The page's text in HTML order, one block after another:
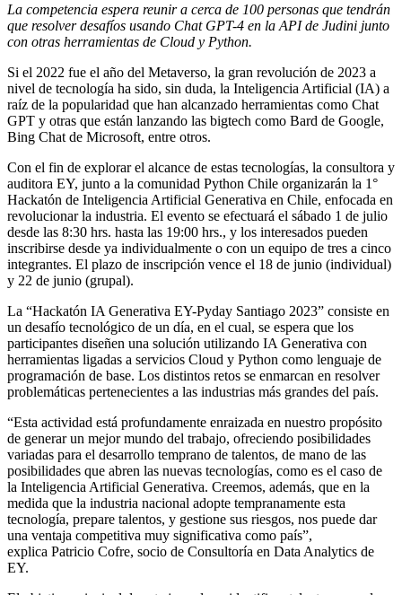
La competencia espera reunir a cerca de 100 personas que tendrán
que resolver desafíos usando Chat GPT-4 en la API de Judini junto
con otras herramientas de Cloud y Python.
Si el 2022 fue el año del Metaverso, la gran revolución de 2023 a
nivel de tecnología ha sido, sin duda, la Inteligencia Artificial (IA) a
raíz de la popularidad que han alcanzado herramientas como Chat
GPT y otras que están lanzando las bigtech como Bard de Google,
Bing Chat de Microsoft, entre otros.
Con el fin de explorar el alcance de estas tecnologías, la consultora y
auditora EY, junto a la comunidad Python Chile organizarán la 1°
Hackatón de Inteligencia Artificial Generativa en Chile, enfocada en
revolucionar la industria. El evento se efectuará el sábado 1 de julio
desde las 8:30 hrs. hasta las 19:00 hrs., y los interesados pueden
inscribirse desde ya individualmente o con un equipo de tres a cinco
integrantes. El plazo de inscripción vence el 18 de junio (individual)
y 22 de junio (grupal).
La “Hackatón IA Generativa EY-Pyday Santiago 2023” consiste en
un desafío tecnológico de un día, en el cual, se espera que los
participantes diseñen una solución utilizando IA Generativa con
herramientas ligadas a servicios Cloud y Python como lenguaje de
programación de base. Los distintos retos se enmarcan en resolver
problemáticas pertenecientes a las industrias más grandes del país.
“Esta actividad está profundamente enraizada en nuestro propósito
de generar un mejor mundo del trabajo, ofreciendo posibilidades
variadas para el desarrollo temprano de talentos, de mano de las
posibilidades que abren las nuevas tecnologías, como es el caso de
la Inteligencia Artificial Generativa. Creemos, además, que en la
medida que la industria nacional adopte tempranamente esta
tecnología, prepare talentos, y gestione sus riesgos, nos puede dar
una ventaja competitiva muy significativa como país”,
explica Patricio Cofre, socio de Consultoría en Data Analytics de
EY.